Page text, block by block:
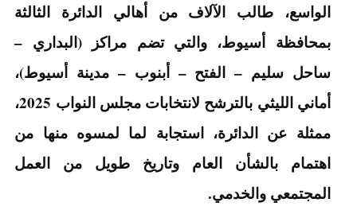
الواسع، طالب الآلاف من أهالي الدائرة الثالثة
بمحافظة أسيوط، والتي تضم مراكز (البداري –
ساحل سليم – الفتح – أبنوب – مدينة أسيوط)،
أماني الليثي بالترشح لانتخابات مجلس النواب 2025،
ممثلة عن الدائرة، استجابة لما لمسوه منها من
اهتمام بالشأن العام وتاريخ طويل من العمل
المجتمعي والخدمي.